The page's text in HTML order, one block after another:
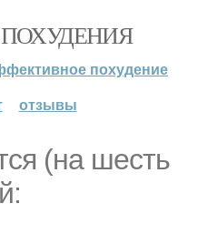
похудение
отзывы
(на шесть